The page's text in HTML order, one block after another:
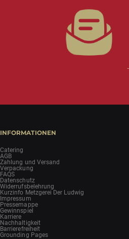
INFORMATIONEN
Catering
AGB
Zahlung und Versand
Verpackung
FAQS
Datenschutz
Widerrufsbelehrung
Kurzinfo Metzgerei Der Ludwig
Impressum
Pressemappe
Gewinnspiel
Karriere
Nachhaltigkeit
Barrierefreiheit
Grounding Pages